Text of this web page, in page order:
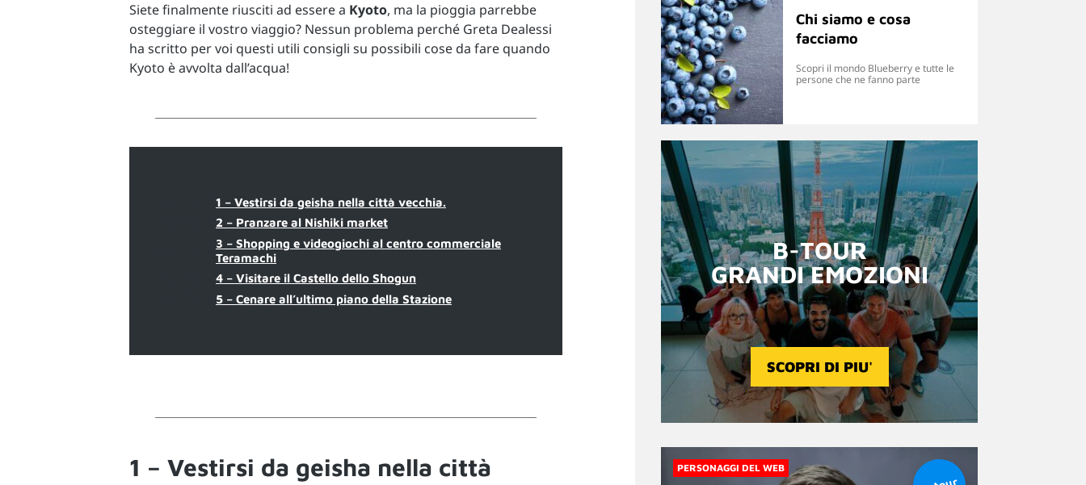
Siete finalmente riusciti ad essere a Kyoto, ma la pioggia parrebbe
osteggiare il vostro viaggio? Nessun problema perché Greta Dealessi
ha scritto per voi questi utili consigli su possibili cose da fare quando
Kyoto è avvolta dall’acqua!
1 – Vestirsi da geisha nella città vecchia.
2 – Pranzare al Nishiki market
3 – Shopping e videogiochi al centro commerciale
Teramachi
4 – Visitare il Castello dello Shogun
5 – Cenare all’ultimo piano della Stazione
1 – Vestirsi da geisha nella città
Chi siamo e cosa
facciamo
Scopri il mondo Blueberry e tutte le
persone che ne fanno parte
B-TOUR
GRANDI EMOZIONI
SCOPRI DI PIU'
PERSONAGGI DEL WEB